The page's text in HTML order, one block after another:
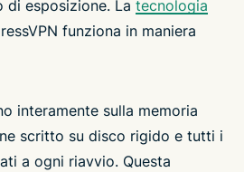
di esposizione. La tecnologia
funziona in maniera
interamente sulla memoria
scritto su disco rigido e tutti i
a ogni riavvio. Questa